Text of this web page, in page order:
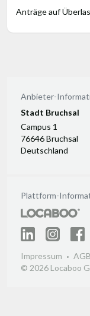
Anträge auf
Anbieter-
Stadt Bruchsal
Campus 1
76646 Bruchsal
Deutschland
Plattform-
Impressum AGB
© 2026 Locaboo